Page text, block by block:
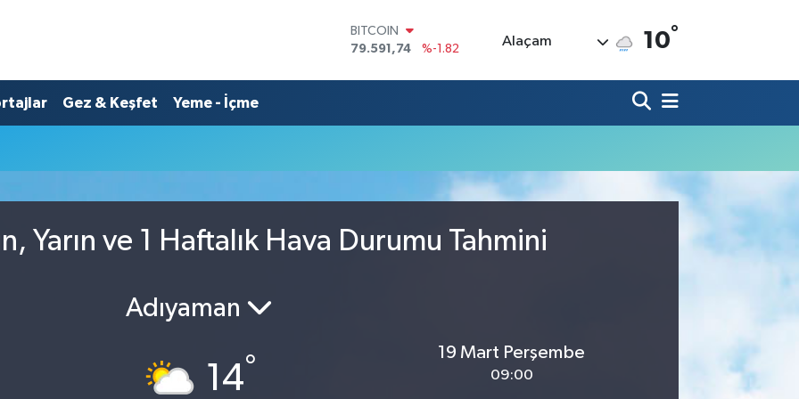
BITCOIN
79.591,74
%-1.82
%0.19
14.598,00
Alaçam 10°
Gez & Keşfet Yeme - İçme
Yarın ve 1 Haftalık Hava Durumu Tahmini
Adıyaman
14°
19 Mart Perşembe
09:00